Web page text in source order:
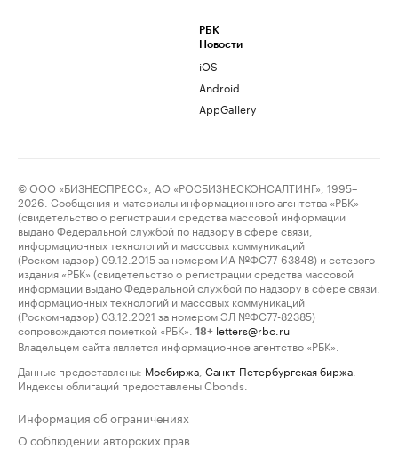
РБК
Новости
iOS
Android
AppGallery
© ООО «БИЗНЕСПРЕСС», АО «РОСБИЗНЕСКОНСАЛТИНГ», 1995–
2026. Сообщения и материалы информационного агентства «РБК»
(свидетельство о регистрации средства массовой информации
выдано Федеральной службой по надзору в сфере связи,
информационных технологий и массовых коммуникаций
(Роскомнадзор) 09.12.2015 за номером ИА №ФС77-63848) и сетевого
издания «РБК» (свидетельство о регистрации средства массовой
информации выдано Федеральной службой по надзору в сфере связи,
информационных технологий и массовых коммуникаций
(Роскомнадзор) 03.12.2021 за номером ЭЛ №ФС77-82385)
сопровождаются пометкой «РБК».
18+ letters@rbc.ru
Владельцем сайта является информационное агентство «РБК».
Данные предоставлены: Мосбиржа Санкт-Петербургская биржа
Индексы облигаций предоставлены Cbonds.
Информация об ограничениях
О соблюдении авторских прав